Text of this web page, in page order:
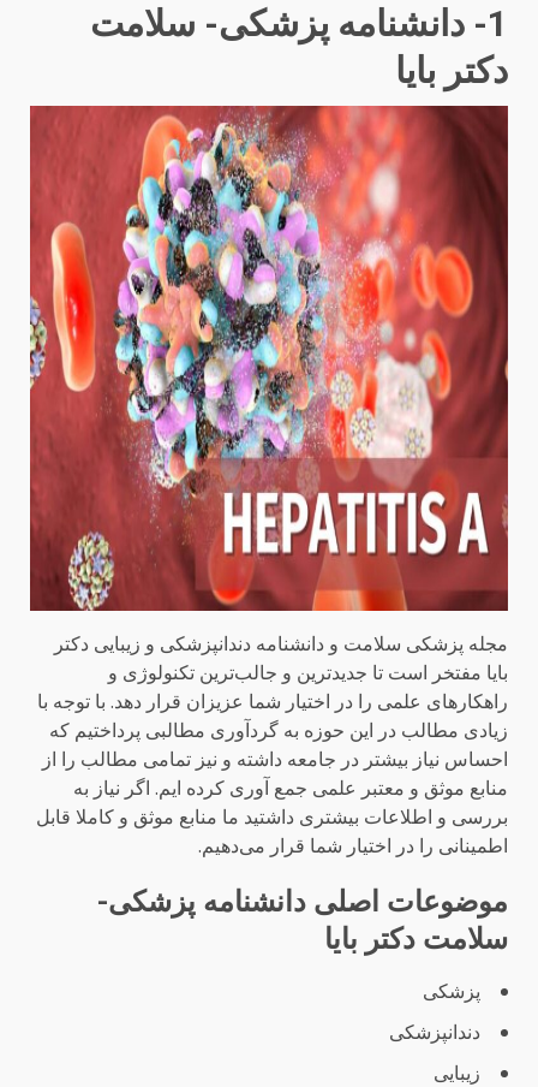
1- دانشنامه پزشکی- سلامت
دکتر بایا
مجله پزشکی سلامت و دانشنامه دندانپزشکی و زیبایی دکتر
بایا مفتخر است تا جدیدترین و جالب‌ترین تکنولوژی و
راهکارهای علمی را در اختیار شما عزیزان قرار دهد. با توجه با
زیادی مطالب در این حوزه به گردآوری مطالبی پرداختیم که
احساس نیاز بیشتر در جامعه داشته و نیز تمامی مطالب را از
منابع موثق و معتبر علمی جمع آوری کرده ایم. اگر نیاز به
بررسی و اطلاعات بیشتری داشتید ما منابع موثق و کاملا قابل
اطمینانی را در اختیار شما قرار می‌دهیم.
موضوعات اصلی دانشنامه پزشکی-
سلامت دکتر بایا
پزشکی
دندانپزشکی
زیبایی